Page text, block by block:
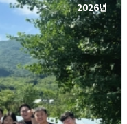
2026년